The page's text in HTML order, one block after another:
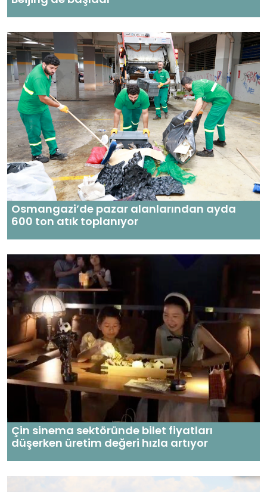
Osmangazi’de pazar alanlarından ayda
600 ton atık toplanıyor
Çin sinema sektöründe bilet fiyatları
düşerken üretim değeri hızla artıyor